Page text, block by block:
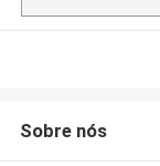
Sobre nós